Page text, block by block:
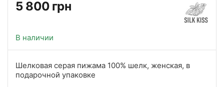
‍5 800‍ грн
В наличии
Шелковая серая пижама 100% шелк, женская, в
подарочной упаковке